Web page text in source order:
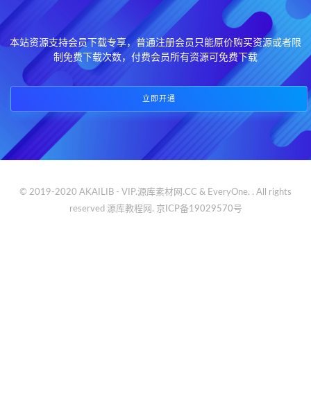
本站资源支持会员下载专享，普通注册会员只能原价购买资源或者限
制免费下载次数，付费会员所有资源可免费下载
立即开通
© 2019-2020 AKAILIB - VIP.源库素材网.CC & EveryOne. . All rights
reserved 源库教程网. 京ICP备19029570号